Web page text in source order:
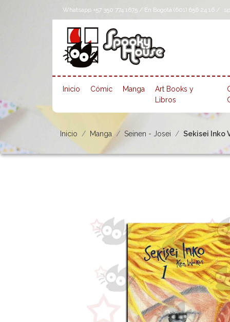
Whatsapp +57 350 774 1675 / En Bogotá (601) 656 24 16 /
Inicio Cómic Manga
Art Books y
Libros
Inicio Manga Seinen - Josei Sekisei Inko